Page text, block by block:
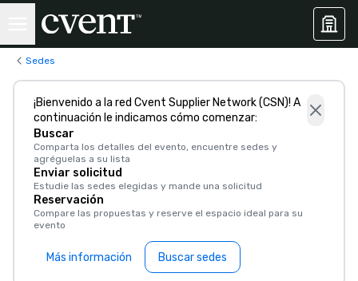
Sedes
¡Bienvenido a la red Cvent Supplier Network (CSN)! A
continuación le indicamos cómo comenzar:
Buscar
Comparta los detalles del evento, encuentre sedes y
agréguelas a su lista
Enviar solicitud
Estudie las sedes elegidas y mande una solicitud
Reservación
Compare las propuestas y reserve el espacio ideal para su
evento
Más información Buscar sedes